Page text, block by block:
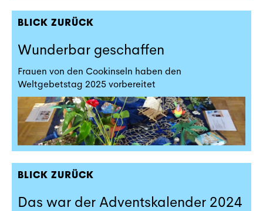
BLICK ZURÜCK
Wunderbar geschaffen
Frauen von den Cookinseln haben den
Weltgebetstag 2025 vorbereitet
BLICK ZURÜCK
Das war der Adventskalender 2024